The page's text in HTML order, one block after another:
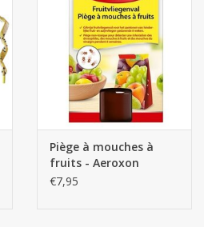
Piège à mouches à
fruits - Aeroxon
€7,95